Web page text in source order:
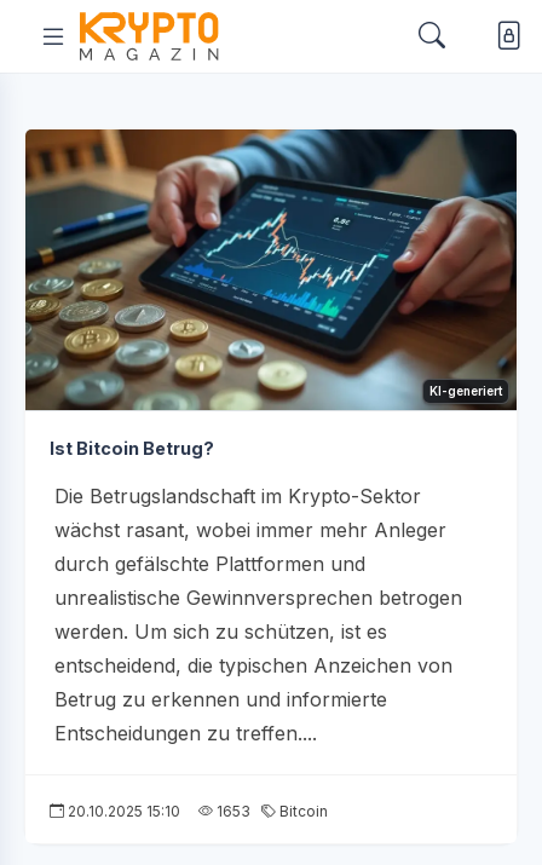
KI-generiert
Ist Bitcoin Betrug?
Die Betrugslandschaft im Krypto-Sektor
wächst rasant, wobei immer mehr Anleger
durch gefälschte Plattformen und
unrealistische Gewinnversprechen betrogen
werden. Um sich zu schützen, ist es
entscheidend, die typischen Anzeichen von
Betrug zu erkennen und informierte
Entscheidungen zu treffen....
20.10.2025 15:10 1653 Bitcoin